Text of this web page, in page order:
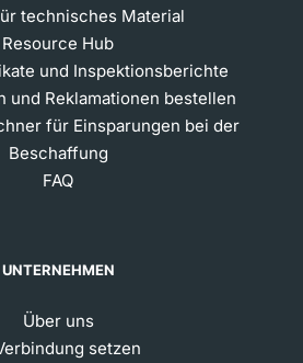
technisches Material
Resource Hub
und Inspektionsberichte
und Reklamationen bestellen
für Einsparungen bei der
Beschaffung
FAQ
UNTERNEHMEN
Über uns
setzen